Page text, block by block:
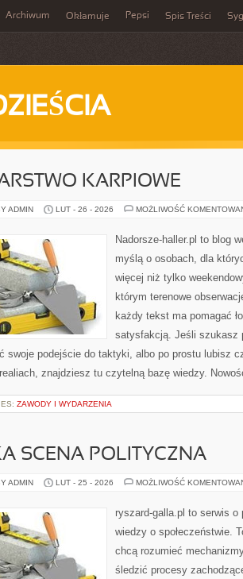
Archiwum Okłamuje Pepsi Spis Treści
KARPIOWE
ADMIN LUT - 26 - 2026 MOŻLIWOŚĆ
Nadorsze-haller.pl to blog
myślą o osobach, dla
więcej niż tylko
którym terenowe
każdy tekst ma pomagać
satysfakcją. Jeśli szukasz
swoje podejście do taktyki, albo po prostu lubisz
znajdziesz tu czytelną bazę wiedzy.
ZAWODY I WYDARZENIA
SCENA POLITYCZNA
ADMIN LUT - 25 - 2026 MOŻLIWOŚĆ
ryszard-galla.pl to serwis
wiedzy o społeczeństwie.
chcą rozumieć
śledzić procesy